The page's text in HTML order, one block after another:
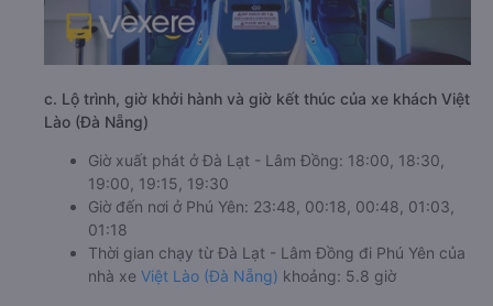
c. Lộ trình, giờ khởi hành và giờ kết thúc của xe khách Việt
Lào (Đà Nẵng)
Giờ xuất phát ở Đà Lạt - Lâm Đồng: 18:00, 18:30,
19:00, 19:15, 19:30
Giờ đến nơi ở Phú Yên: 23:48, 00:18, 00:48, 01:03,
01:18
Thời gian chạy từ Đà Lạt - Lâm Đồng đi Phú Yên của
nhà xe Việt Lào (Đà Nẵng) khoảng: 5.8 giờ